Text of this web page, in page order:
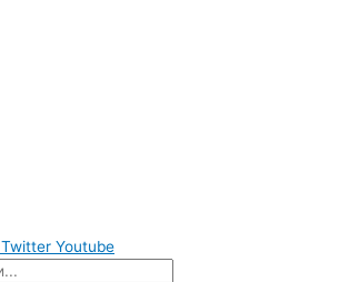
Twitter Youtube